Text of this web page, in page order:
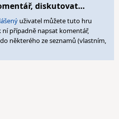
diskutovat…
uživatel můžete tuto hru
případně napsat komentář,
některého ze seznamů (vlastním,